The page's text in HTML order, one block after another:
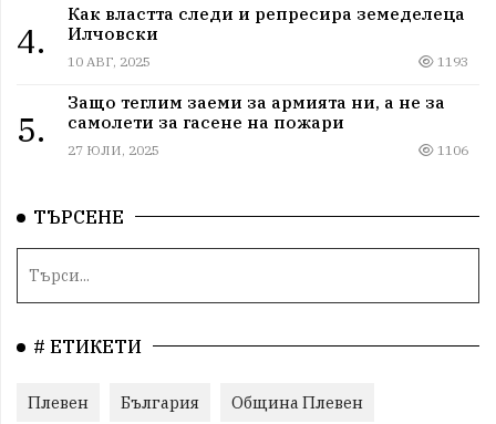
4.
Как властта следи и репресира земеделеца
Илчовски
10 АВГ, 2025 1193
5.
Защо теглим заеми за армията ни, а не за
самолети за гасене на пожари
27 ЮЛИ, 2025 1106
ТЪРСЕНЕ
# ЕТИКЕТИ
Плевен България Община Плевен